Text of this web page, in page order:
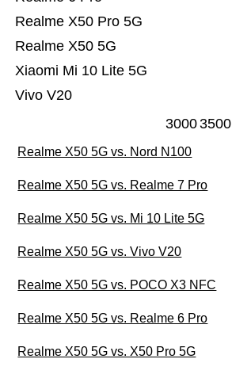
Vivo V20
Xiaomi Mi 10 Lite 5G
Realme X50 5G
Realme X50 Pro 5G
30003500
Realme X50 5G vs. Nord N100
Realme X50 5G vs. Realme 7 Pro
Realme X50 5G vs. Mi 10 Lite 5G
Realme X50 5G vs. Vivo V20
Realme X50 5G vs. POCO X3 NFC
Realme X50 5G vs. Realme 6 Pro
Realme X50 5G vs. X50 Pro 5G